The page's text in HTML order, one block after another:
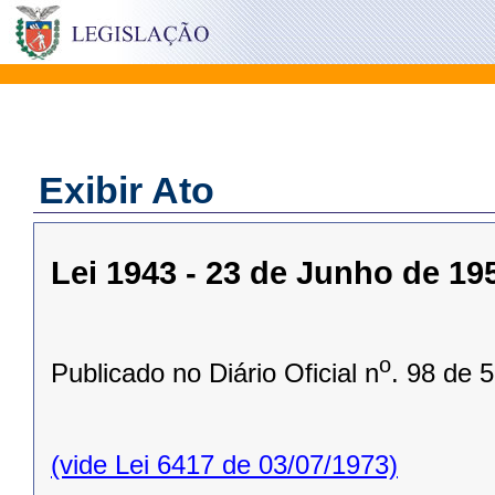
Exibir Ato
Lei 1943 - 23 de Junho de
Publicado no Diário Oficial no. 98 de
(vide Lei 6417 de 03/07/1973)